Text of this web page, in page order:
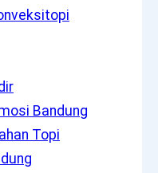
Bandung
Topi